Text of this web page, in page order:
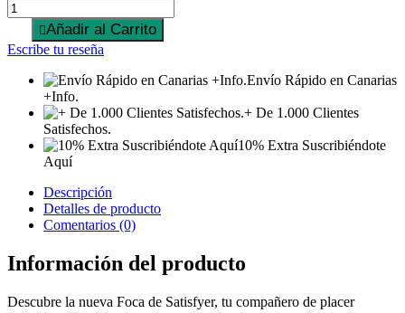
Añadir al Carrito
Escribe tu reseña
Envío Rápido en Canarias
+Info.
+ De 1.000 Clientes
Satisfechos.
10% Extra Suscribiéndote
Aquí
Descripción
Detalles de producto
Comentarios (0)
Información del producto
Descubre la nueva Foca de Satisfyer, tu compañero de placer